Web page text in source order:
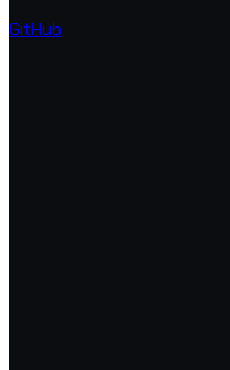
GitHub